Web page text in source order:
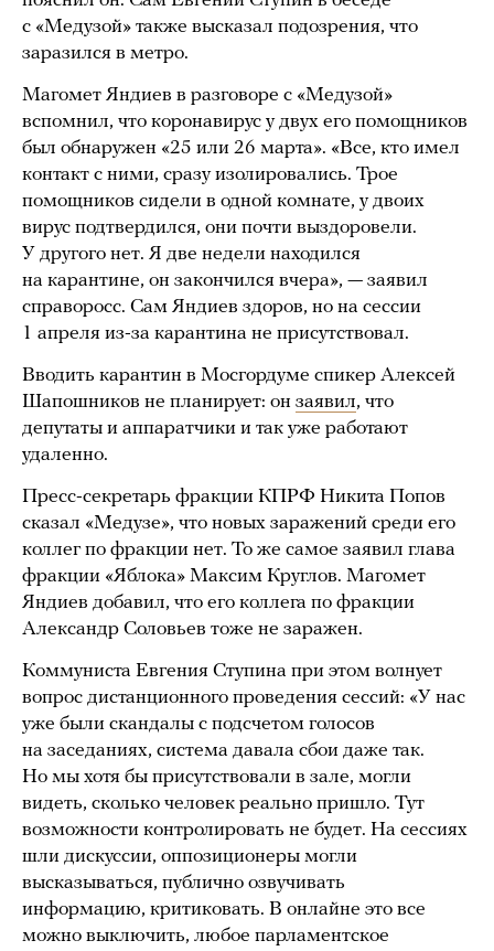
с «Медузой» также высказал подозрения, что
заразился в метро.
Магомет Яндиев в разговоре с «Медузой»
вспомнил, что коронавирус у двух его помощников
был обнаружен «25 или 26 марта». «Все, кто имел
контакт с ними, сразу изолировались. Трое
помощников сидели в одной комнате, у двоих
вирус подтвердился, они почти выздоровели.
У другого нет. Я две недели находился
на карантине, он закончился вчера», — заявил
справоросс. Сам Яндиев здоров, но на сессии
1 апреля из-за карантина не присутствовал.
Вводить карантин в Мосгордуме спикер Алексей
Шапошников не планирует: он заявил, что
депутаты и аппаратчики и так уже работают
удаленно.
Пресс-секретарь фракции КПРФ Никита Попов
сказал «Медузе», что новых заражений среди его
коллег по фракции нет. То же самое заявил глава
фракции «Яблока» Максим Круглов. Магомет
Яндиев добавил, что его коллега по фракции
Александр Соловьев тоже не заражен.
Коммуниста Евгения Ступина при этом волнует
вопрос дистанционного проведения сессий: «У нас
уже были скандалы с подсчетом голосов
на заседаниях, система давала сбои даже так.
Но мы хотя бы присутствовали в зале, могли
видеть, сколько человек реально пришло. Тут
возможности контролировать не будет. На сессиях
шли дискуссии, оппозиционеры могли
высказываться, публично озвучивать
информацию, критиковать. В онлайне это все
можно выключить, любое парламентское